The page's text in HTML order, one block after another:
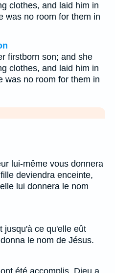
clothes, and laid him in
was no room for them in
firstborn son; and she
clothes, and laid him in
was no room for them in
lui-même vous donnera
deviendra enceinte,
lui donnera le nom
jusqu'à ce qu'elle eût
le nom de Jésus.